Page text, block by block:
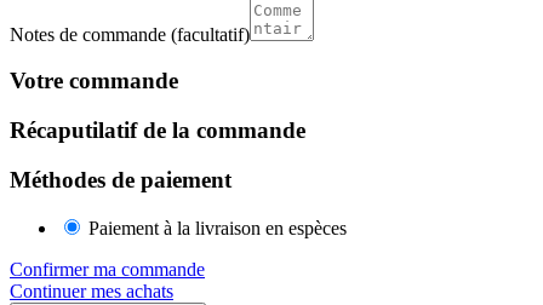
Notes de commande (facultatif)
Votre commande
Récaputilatif de la commande
Méthodes de paiement
Paiement à la livraison en espèces
Confirmer ma commande
Continuer mes achats